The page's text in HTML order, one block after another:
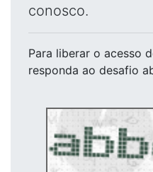
conosco.
Para liberar o acesso
responda ao desafio